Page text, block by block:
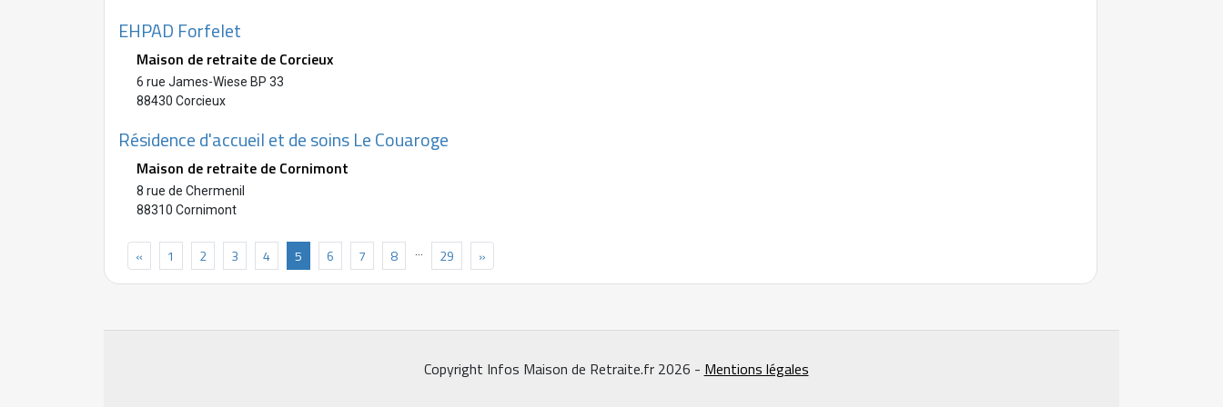
EHPAD Forfelet
Maison de retraite de Corcieux
6 rue James-Wiese BP 33
88430 Corcieux
Résidence d'accueil et de soins Le Couaroge
Maison de retraite de Cornimont
8 rue de Chermenil
88310 Cornimont
« 1 2 3 4 5 6 7 8 29 »
Copyright Infos Maison de Retraite.fr 2026 - Mentions légales